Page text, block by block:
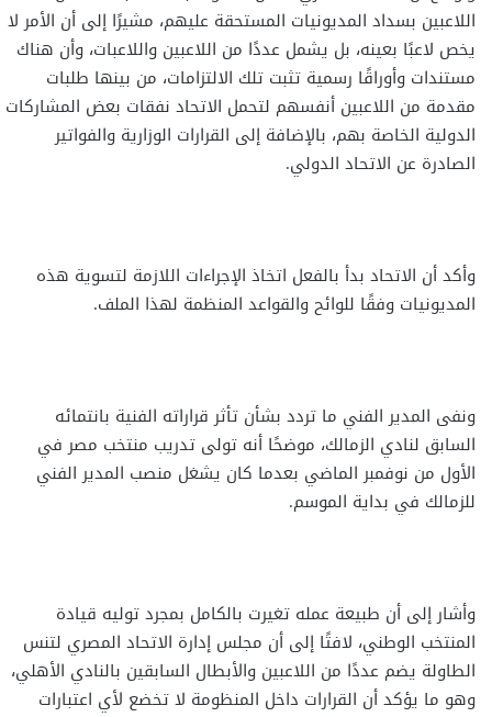
اللاعبين بسداد المديونيات المستحقة عليهم، مشيرًا إلى أن الأمر لا
يخص لاعبًا بعينه، بل يشمل عددًا من اللاعبين واللاعبات، وأن هناك
مستندات وأوراقًا رسمية تثبت تلك الالتزامات، من بينها طلبات
مقدمة من اللاعبين أنفسهم لتحمل الاتحاد نفقات بعض المشاركات
الدولية الخاصة بهم، بالإضافة إلى القرارات الوزارية والفواتير
الصادرة عن الاتحاد الدولي.
وأكد أن الاتحاد بدأ بالفعل اتخاذ الإجراءات اللازمة لتسوية هذه
المديونيات وفقًا للوائح والقواعد المنظمة لهذا الملف.
ونفى المدير الفني ما تردد بشأن تأثر قراراته الفنية بانتمائه
السابق لنادي الزمالك، موضحًا أنه تولى تدريب منتخب مصر في
الأول من نوفمبر الماضي بعدما كان يشغل منصب المدير الفني
للزمالك في بداية الموسم.
وأشار إلى أن طبيعة عمله تغيرت بالكامل بمجرد توليه قيادة
المنتخب الوطني، لافتًا إلى أن مجلس إدارة الاتحاد المصري لتنس
الطاولة يضم عددًا من اللاعبين والأبطال السابقين بالنادي الأهلي،
وهو ما يؤكد أن القرارات داخل المنظومة لا تخضع لأي اعتبارات